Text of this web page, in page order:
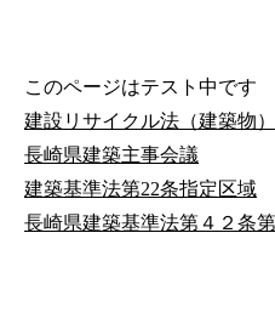
このページはテスト中です
建設リサイクル法（建築物）
長崎県建築主事会議
建築基準法第22条指定区域
長崎県建築基準法第４２条